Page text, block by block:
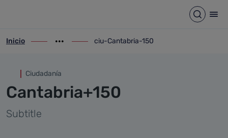
Abrir
ir-a inicio
Inicio
Mostrar opciones del camino de migas
ir-a ciu-Cantabria-150
ciu-Cantabria-150
Ciudadanía
Cantabria+150
Subtitle